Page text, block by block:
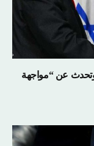
عن “مواجهة